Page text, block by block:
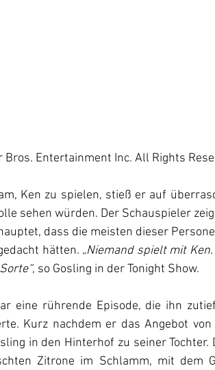
Entertainment Inc. All Rights
Ken zu spielen, stieß er auf
sehen würden. Der Schauspieler
dass die meisten dieser
hätten. „Niemand spielt mit
, so Gosling in der Tonight Show.
eine rührende Episode, die ihn
Kurz nachdem er das Angebot von
in den Hinterhof zu seiner
Zitrone im Schlamm, mit dem